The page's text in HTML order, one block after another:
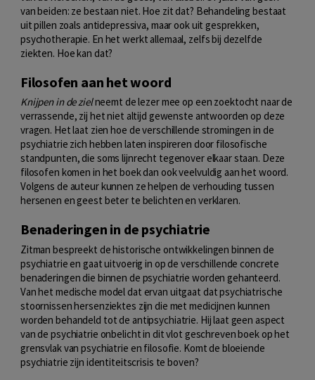
van beiden: ze bestaan niet. Hoe zit dat? Behandeling bestaat
uit pillen zoals antidepressiva, maar ook uit gesprekken,
psychotherapie. En het werkt allemaal, zelfs bij dezelfde
ziekten. Hoe kan dat?
Filosofen aan het woord
Knijpen in de zielneemt de lezer mee op een zoektocht naar de
verrassende, zij het niet altijd gewenste antwoorden op deze
vragen. Het laat zien hoe de verschillende stromingen in de
psychiatrie zich hebben laten inspireren door filosofische
standpunten, die soms lijnrecht tegenover elkaar staan. Deze
filosofen komen in het boek dan ook veelvuldig aan het woord.
Volgens de auteur kunnen ze helpen de verhouding tussen
hersenen en geest beter te belichten en verklaren.
Benaderingen in de psychiatrie
Zitman bespreekt de historische ontwikkelingen binnen de
psychiatrie en gaat uitvoerig in op de verschillende concrete
benaderingen die binnen de psychiatrie worden gehanteerd.
Van het medische model dat ervan uitgaat dat psychiatrische
stoornissen hersenziektes zijn die met medicijnen kunnen
worden behandeld tot de antipsychiatrie. Hij laat geen aspect
van de psychiatrie onbelicht in dit vlot geschreven boek op het
grensvlak van psychiatrie en filosofie. Komt de bloeiende
psychiatrie zijn identiteitscrisis te boven?